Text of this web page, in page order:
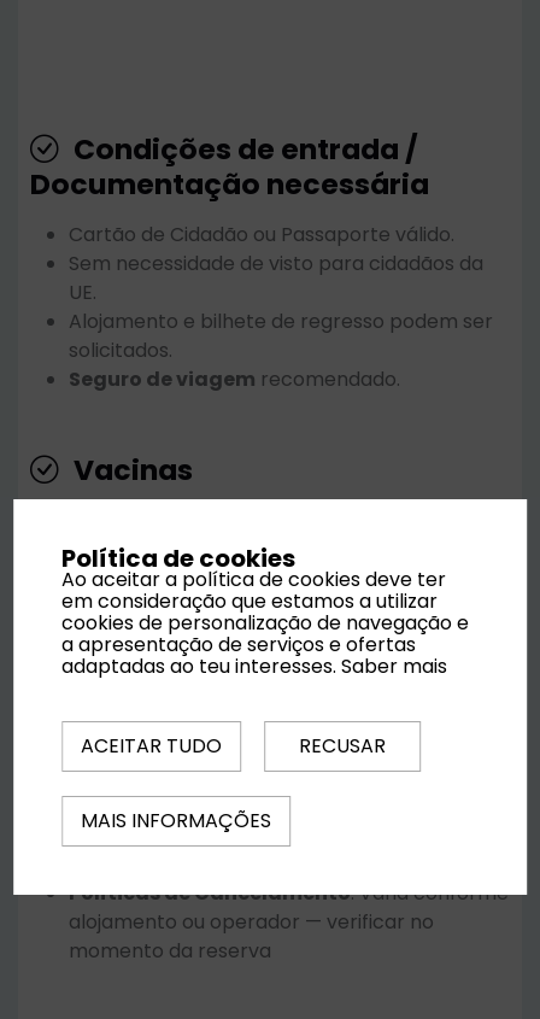
Condições de entrada /
Documentação necessária
Cartão de Cidadão ou Passaporte válido.
Sem necessidade de visto para cidadãos da
UE.
Alojamento e bilhete de regresso podem ser
solicitados.
Seguro de viagem recomendado.
Vacinas
Vacinas de rotina recomendadas.
Reservas
Transfers de/para aeroporto; Transporte
local (aluguer de carro); Seguro de viagem
(recomendado);
Não incluído: Atividades extra; Alimentação
fora do regime contratado; Equipamento
Políticas de Cancelamento: Varia conforme
alojamento ou operador — verificar no
momento da reserva
Política de cookies
Ao aceitar a política de cookies deve ter
em consideração que estamos a utilizar
cookies de personalização de navegação e
a apresentação de serviços e ofertas
adaptadas ao teu interesses.Saber mais
ACEITAR TUDO RECUSAR
MAIS INFORMAÇÕES